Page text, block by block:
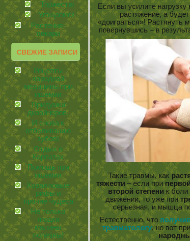
Торжества
Угощаемся!
Растения-
лекари
СВЕЖИЕ ЗАПИСИ
Рецепты
народной
медицины при
ишемии
Придумки
дизайнеров.
И снова к
отбеливанию
зубов!
Отдых в
Карпатах
Помощь при
ишемии
Коралловые
рифы и
прочие чудеса
Не только
ягодки
малины
полезны!
Если вы усилите
растяжение, а
«доиграться»! Растянуть
повернувшись – в
Такие травмы, как
тяжести – если при
второй степени к боли
движении, то уже при
серьезная, и мышца
Естественно, что
травматологу, но вот при